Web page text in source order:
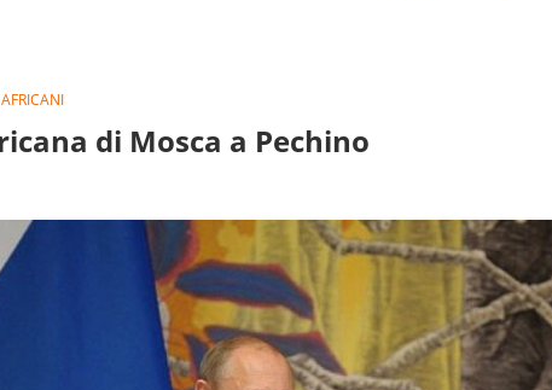
di Mosca a Pechino